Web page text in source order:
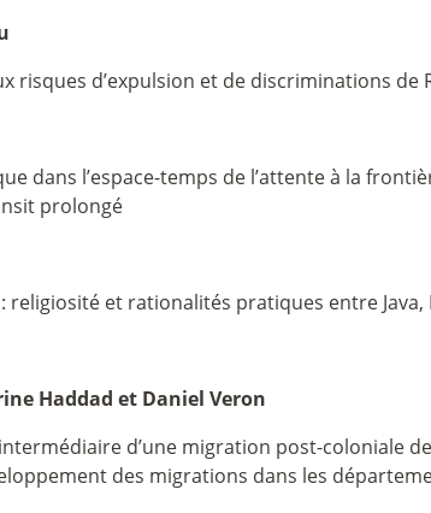
risques d’expulsion et de discriminations de
dans l’espace-temps de l’attente à la
prolongé
religiosité et rationalités pratiques entre
Haddad et Daniel Veron
d’une migration post-coloniale
des migrations dans les